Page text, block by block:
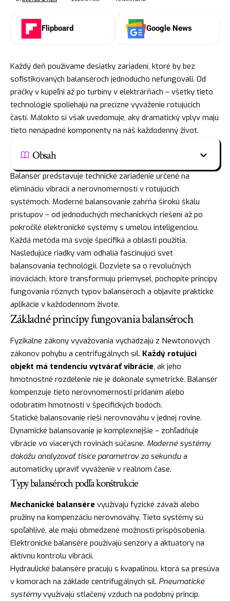
Flipboard Google News
Každý deň používame desiatky zariadení, ktoré by bez
sofistikovaných balanséroch jednoducho nefungovali. Od
práčky v kúpeľni až po turbíny v elektrárňach – všetky tieto
technológie spoliehajú na precízne vyváženie rotujúcich
častí. Málokto si však uvedomuje, aký dramatický vplyv majú
tieto nenápadné komponenty na náš každodenný život.
Obsah
Balansér predstavuje technické zariadenie určené na
elimináciu vibrácií a nerovnomerností v rotujúcich
systémoch. Moderné balansovanie zahŕňa širokú škálu
prístupov – od jednoduchých mechanických riešení až po
pokročilé elektronické systémy s umelou inteligenciou.
Každá metóda má svoje špecifiká a oblasti použitia.
Nasledujúce riadky vám odhalia fascinujúci svet
balansovania technológií. Dozviete sa o revolučných
inováciách, ktoré transformujú priemysel, pochopíte princípy
fungovania rôznych typov balanséroch a objavíte praktické
aplikácie v každodennom živote.
Základné princípy fungovania balanséroch
Fyzikálne zákony vyvažovania vychádzajú z Newtonových
zákonov pohybu a centrifugálnych síl. Každý rotujúci
objekt má tendenciu vytvárať vibrácie, ak jeho
hmotnostné rozdelenie nie je dokonale symetrické. Balansér
kompenzuje tieto nerovnomernosti pridaním alebo
odobratím hmotnosti v špecifických bodoch.
Statické balansovanie rieši nerovnováhu v jednej rovine.
Dynamické balansovanie je komplexnejšie – zohľadňuje
vibrácie vo viacerých rovinách súčasne. Moderné systémy
dokážu analyzovať tisíce parametrov za sekundu a
automaticky upraviť vyváženie v reálnom čase.
Typy balanséroch podľa konštrukcie
Mechanické balansére využívajú fyzické závaží alebo
pružiny na kompenzáciu nerovnováhy. Tieto systémy sú
spoľahlivé, ale majú obmedzené možnosti prispôsobenia.
Elektronické balansére používajú senzory a aktuátory na
aktívnu kontrolu vibrácií.
Hydraulické balansére pracujú s kvapalinou, ktorá sa presúva
v komorách na základe centrifugálnych síl. Pneumatické
systémyvyužívajú stlačený vzduch na podobný princíp.